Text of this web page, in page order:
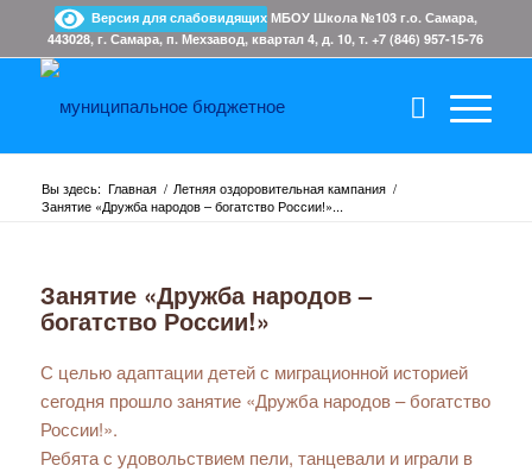
Версия для слабовидящихМБОУ Школа №103 г.о. Самара,
443028, г. Самара, п. Мехзавод, квартал 4, д. 10, т. +7 (846) 957-15-76
Вы здесь: Главная / Летняя оздоровительная кампания /
Занятие «Дружба народов – богатство России!»...
Занятие «Дружба народов –
богатство России!»
С целью адаптации детей с миграционной историей
сегодня прошло занятие «Дружба народов – богатство
России!».
Ребята с удовольствием пели, танцевали и играли в